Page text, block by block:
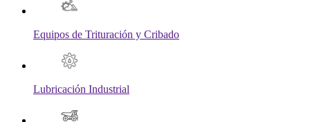
Equipos de Trituración y Cribado
Lubricación Industrial